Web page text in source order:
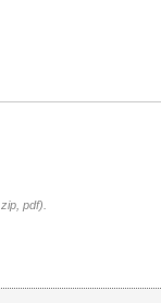
pdf).